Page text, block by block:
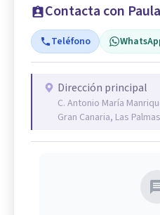
Contacta con
Teléfono
Dirección principal
C. Antonio María
Gran Canaria, Las Palmas